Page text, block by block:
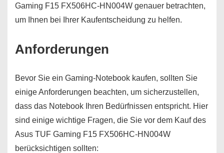
Gaming F15 FX506HC-HN004W genauer betrachten,
um Ihnen bei Ihrer Kaufentscheidung zu helfen.
Anforderungen
Bevor Sie ein Gaming-Notebook kaufen, sollten Sie
einige Anforderungen beachten, um sicherzustellen,
dass das Notebook Ihren Bedürfnissen entspricht. Hier
sind einige wichtige Fragen, die Sie vor dem Kauf des
Asus TUF Gaming F15 FX506HC-HN004W
berücksichtigen sollten: